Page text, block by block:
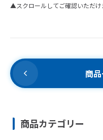
▲スクロールしてご確認いただけ
商
商品カテゴリー